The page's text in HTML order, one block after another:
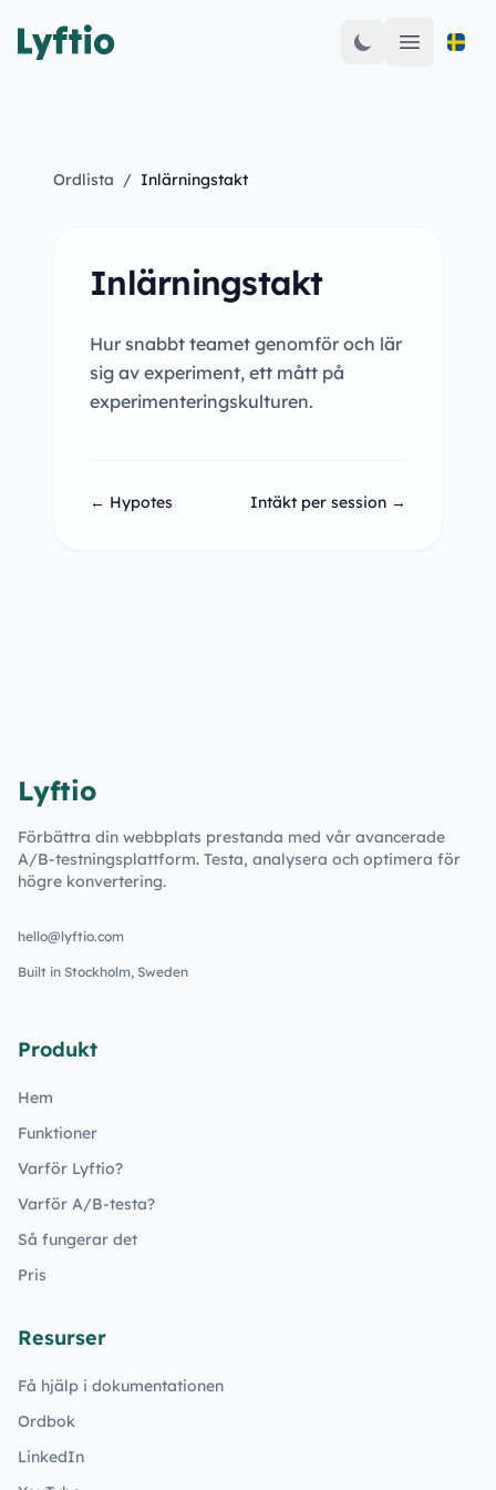
Open
Ordlista / Inlärningstakt
Inlärningstakt
Hur snabbt teamet genomför och lär
sig av experiment, ett mått på
experimenteringskulturen.
← Hypotes Intäkt per session →
Lyftio
Förbättra din webbplats prestanda med vår avancerade
A/B-testningsplattform. Testa, analysera och optimera för
högre konvertering.
hello@lyftio.com
Built in Stockholm, Sweden
Produkt
Hem
Funktioner
Varför Lyftio?
Varför A/B-testa?
Så fungerar det
Pris
Resurser
Få hjälp i dokumentationen
Ordbok
LinkedIn